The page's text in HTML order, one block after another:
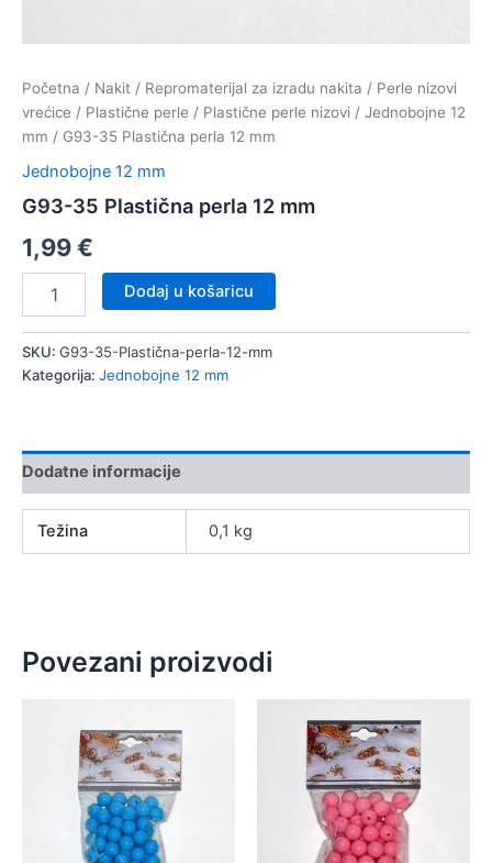
Početna / Nakit / Repromaterijal za izradu nakita / Perle nizovi
vrećice / Plastične perle / Plastične perle nizovi / Jednobojne 12
mm / G93-35 Plastična perla 12 mm
Jednobojne 12 mm
G93-35 Plastična perla 12 mm
1,99€
perla
12
Dodaj u košaricu
SKU: G93-35-Plastična-perla-12-mm
Kategorija: Jednobojne 12 mm
Dodatne informacije
Težina 0,1 kg
Povezani proizvodi